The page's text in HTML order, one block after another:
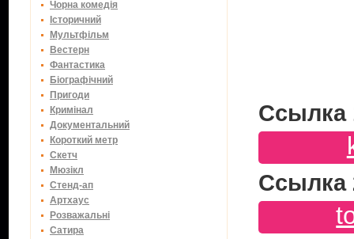
Чорна комедія
Історичний
Мультфільм
Вестерн
Фантастика
Біографічний
Пригоди
Кримінал
Документальний
Короткий метр
Скетч
Мюзікл
Стенд-ап
Артхаус
Розважальні
Сатира
Ссылка
Ссылка